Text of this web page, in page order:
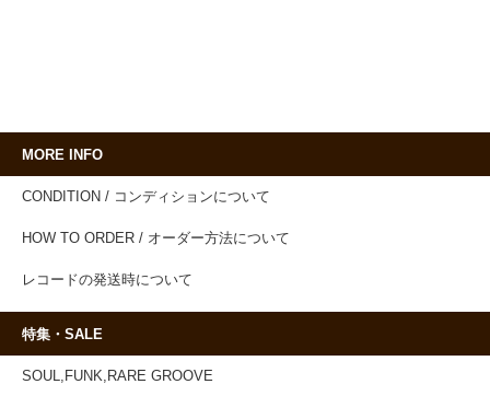
MORE INFO
CONDITION / コンディションについて
HOW TO ORDER / オーダー方法について
レコードの発送時について
特集・SALE
SOUL,FUNK,RARE GROOVE